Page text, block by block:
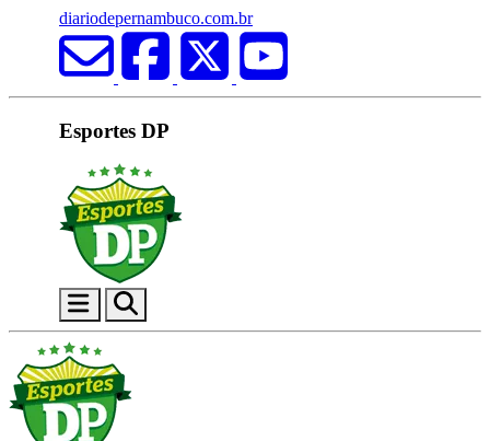
diariodepernambuco.com.br
Esportes DP